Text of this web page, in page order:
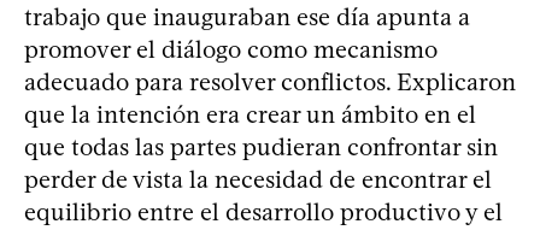
trabajo que inauguraban ese día apunta a
promover el diálogo como mecanismo
adecuado para resolver conflictos. Explicaron
que la intención era crear un ámbito en el
que todas las partes pudieran confrontar sin
perder de vista la necesidad de encontrar el
equilibrio entre el desarrollo productivo y el